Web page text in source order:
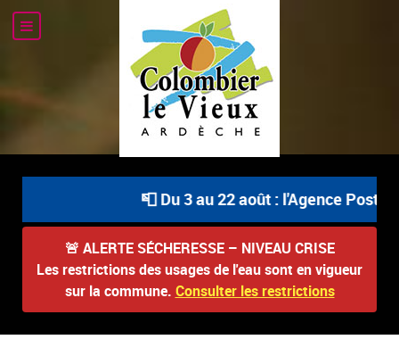
📮 Du 3 au 22 août : l'Agence
🚨 ALERTE SÉCHERESSE – NIVEAU CRISE
Les restrictions des usages de l'eau sont en vigueur
sur la commune. Consulter les restrictions